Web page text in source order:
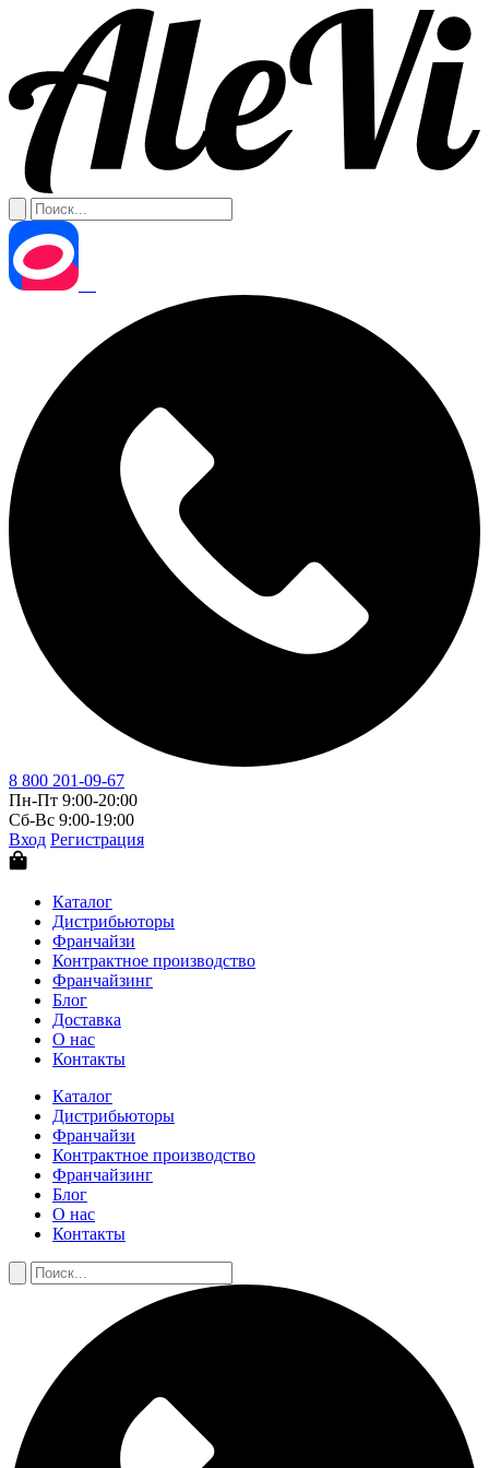
8 800 201-09-67
Пн-Пт 9:00-20:00
Сб-Вс 9:00-19:00
Вход Регистрация
Каталог
Дистрибьюторы
Франчайзи
Контрактное производство
Франчайзинг
Блог
Доставка
О нас
Контакты
Каталог
Дистрибьюторы
Франчайзи
Контрактное производство
Франчайзинг
Блог
О нас
Контакты